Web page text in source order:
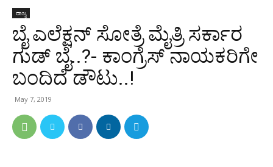
ರಾಜ್ಯ
ಬೈ ಎಲೆಕ್ಷನ್ ಸೋತ್ರೆ ಮೈತ್ರಿ ಸರ್ಕಾರ
ಗುಡ್ ಬೈ..?- ಕಾಂಗ್ರೆಸ್ ನಾಯಕರಿಗೇ
ಬಂದಿದೆ ಡೌಟು..!
May 7, 2019